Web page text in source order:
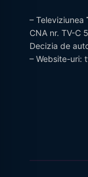
– Televiziunea
CNA nr. TV-C
Decizia de
– Website-uri: